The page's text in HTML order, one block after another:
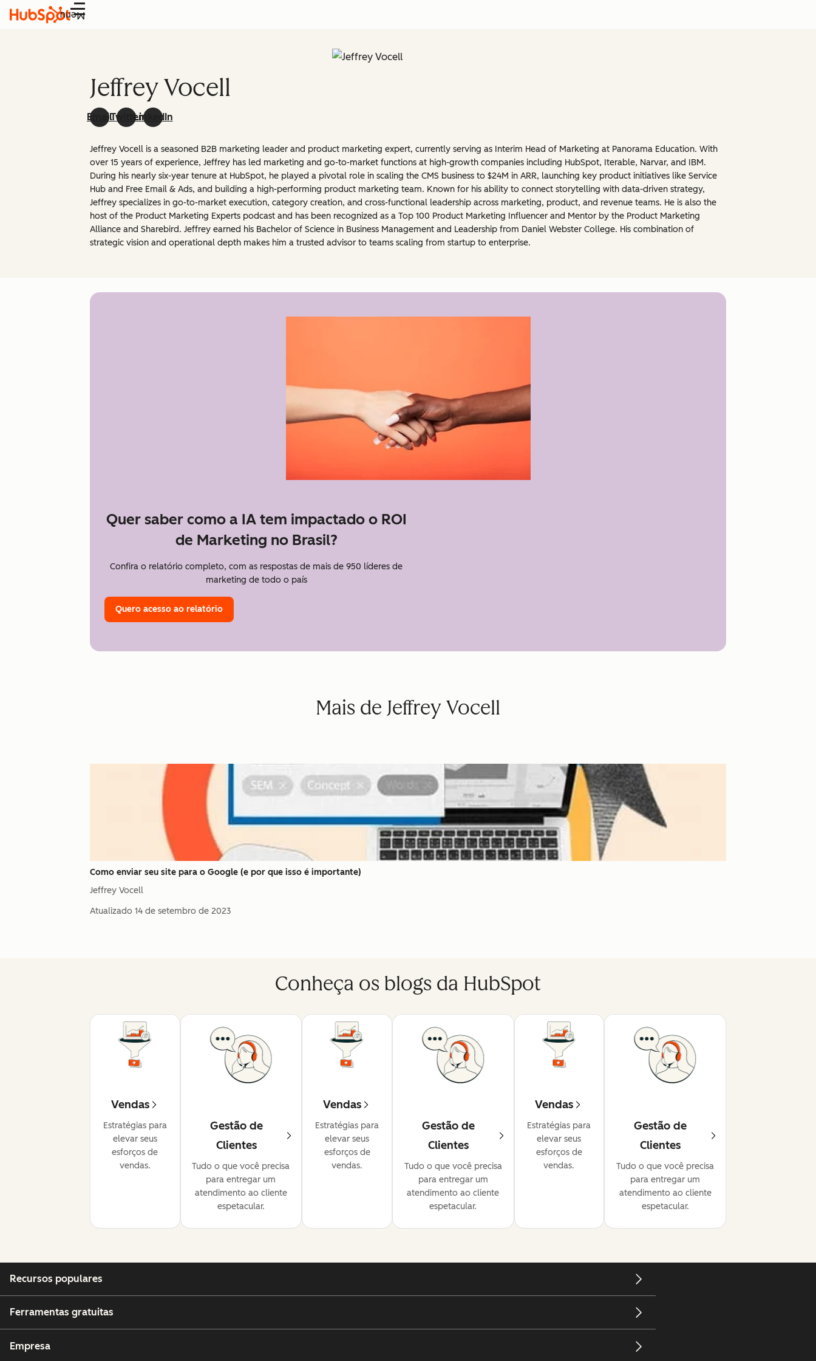
Menu
Jeffrey Vocell
EmailTwitterLinkedIn
Jeffrey Vocell is a seasoned B2B marketing leader and product marketing expert, currently serving as Interim Head of Marketing at Panorama Education. With
over 15 years of experience, Jeffrey has led marketing and go-to-market functions at high-growth companies including HubSpot, Iterable, Narvar, and IBM.
During his nearly six-year tenure at HubSpot, he played a pivotal role in scaling the CMS business to $24M in ARR, launching key product initiatives like Service
Hub and Free Email & Ads, and building a high-performing product marketing team. Known for his ability to connect storytelling with data-driven strategy,
Jeffrey specializes in go-to-market execution, category creation, and cross-functional leadership across marketing, product, and revenue teams. He is also the
host of the Product Marketing Experts podcast and has been recognized as a Top 100 Product Marketing Influencer and Mentor by the Product Marketing
Alliance and Sharebird. Jeffrey earned his Bachelor of Science in Business Management and Leadership from Daniel Webster College. His combination of
strategic vision and operational depth makes him a trusted advisor to teams scaling from startup to enterprise.
Quer saber como a IA tem impactado o ROI
de Marketing no Brasil?
Confira o relatório completo, com as respostas de mais de 950 líderes de
marketing de todo o país
Quero acesso ao relatório
Mais de Jeffrey Vocell
Como enviar seu site para o Google (e por que isso é importante)
Jeffrey Vocell
Atualizado 14 de setembro de 2023
Conheça os blogs da HubSpot
Vendas
Estratégias para
elevar seus
esforços de
vendas.
Gestão de
Clientes
Tudo o que você precisa
para entregar um
atendimento ao cliente
espetacular.
Vendas
Estratégias para
elevar seus
esforços de
vendas.
Gestão de
Clientes
Tudo o que você precisa
para entregar um
atendimento ao cliente
espetacular.
Vendas
Estratégias para
elevar seus
esforços de
vendas.
Gestão de
Clientes
Tudo o que você precisa
para entregar um
atendimento ao cliente
espetacular.
Recursos populares
Ferramentas gratuitas
Empresa